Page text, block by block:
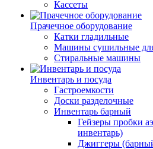
Кассеты
Прачечное оборудование
Катки гладильные
Машины сушильные
Стиральные машины
Инвентарь и посуда
Гастроемкости
Доски разделочные
Инвентарь барный
Гейзеры пробки
инвентарь)
Джиггеры